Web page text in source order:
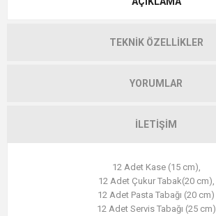
TEKNIK ÖZELLIKLER
YORUMLAR
İLETIŞIM
12 Adet Kase (15 cm),
12 Adet Çukur Tabak(20 cm),
12 Adet Pasta Tabağı (20 cm)
12 Adet Servis Tabağı (25 cm)